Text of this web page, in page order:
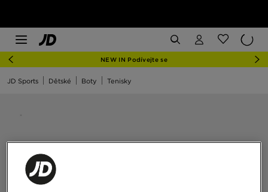
NEW IN Podívejte se
JD Sports Dětské Boty Tenisky